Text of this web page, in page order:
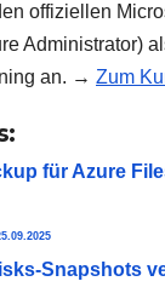
offiziellen
Administrator)
an. → Zum
für Azure
Snapshots